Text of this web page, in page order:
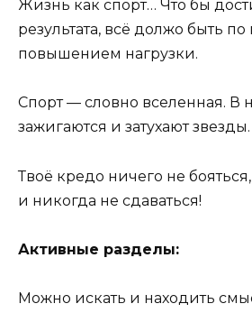
Жизнь как спорт… Что бы
результата, всё должо быть
повышением нагрузки.
Спорт — словно вселенная. В
зажигаются и затухают звезды.
Твоё кредо ничего не
и никогда не сдаваться!
Активные разделы:
Можно искать и находить